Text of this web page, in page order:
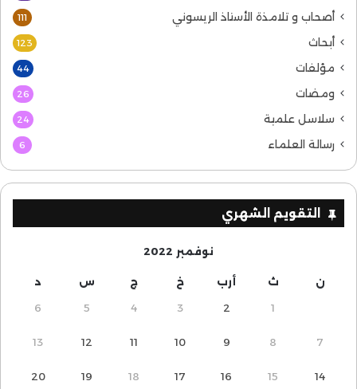
أصحاب و تلامذة الأستاذ الريسوني 111
أبحاث 123
مؤلفات 44
ومضات 26
سلاسل علمية 24
رسالة العلماء 6
التقويم الشهري
نوفمبر 2022
ن ث أرب خ ج س د
1
2
3
4
5
6
7
8
9
10
11
12
13
14
15
16
17
18
19
20